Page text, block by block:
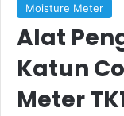
Moisture Meter
Alat
Katun
Meter